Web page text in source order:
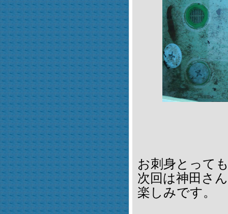
お刺身とって
次回は神田さ
楽しみです。